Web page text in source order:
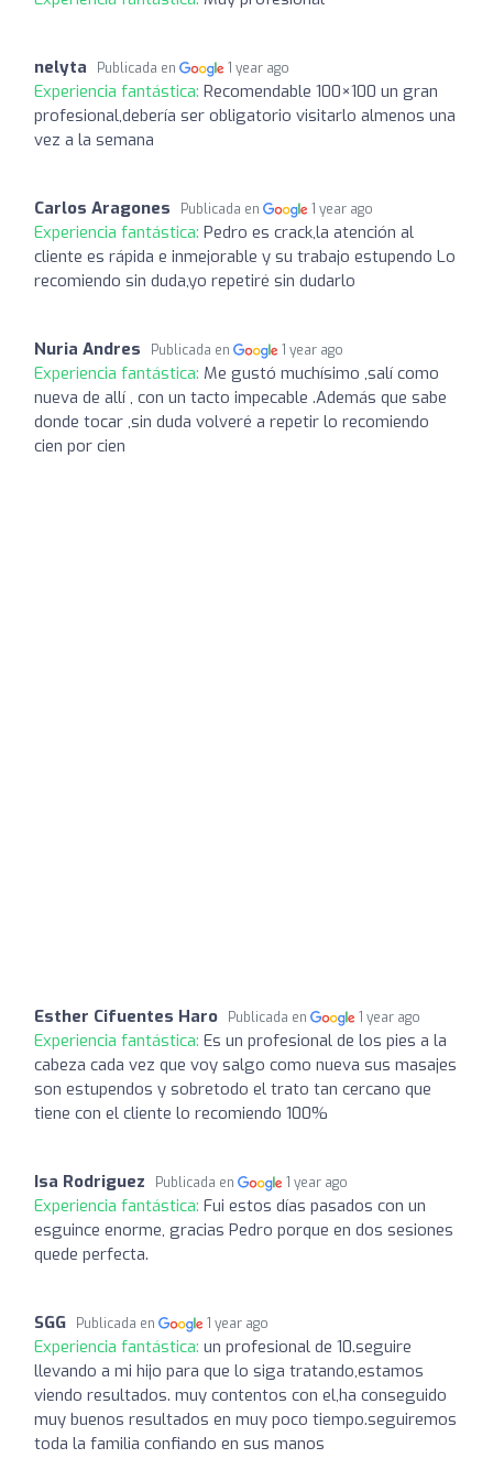
nelyta Publicada en 1 year ago
Experiencia fantástica: Recomendable 100×100 un gran
profesional,debería ser obligatorio visitarlo almenos una
vez a la semana
Carlos Aragones Publicada en 1 year ago
Experiencia fantástica: Pedro es crack,la atención al
cliente es rápida e inmejorable y su trabajo estupendo Lo
recomiendo sin duda,yo repetiré sin dudarlo
Nuria Andres Publicada en 1 year ago
Experiencia fantástica: Me gustó muchísimo ,salí como
nueva de allí , con un tacto impecable .Además que sabe
donde tocar ,sin duda volveré a repetir lo recomiendo
cien por cien
Esther Cifuentes Haro Publicada en 1 year ago
Experiencia fantástica: Es un profesional de los pies a la
cabeza cada vez que voy salgo como nueva sus masajes
son estupendos y sobretodo el trato tan cercano que
tiene con el cliente lo recomiendo 100%
Isa Rodriguez Publicada en 1 year ago
Experiencia fantástica: Fui estos días pasados con un
esguince enorme, gracias Pedro porque en dos sesiones
quede perfecta.
SGG Publicada en 1 year ago
Experiencia fantástica: un profesional de 10.seguire
llevando a mi hijo para que lo siga tratando,estamos
viendo resultados. muy contentos con el,ha conseguido
muy buenos resultados en muy poco tiempo.seguiremos
toda la familia confiando en sus manos